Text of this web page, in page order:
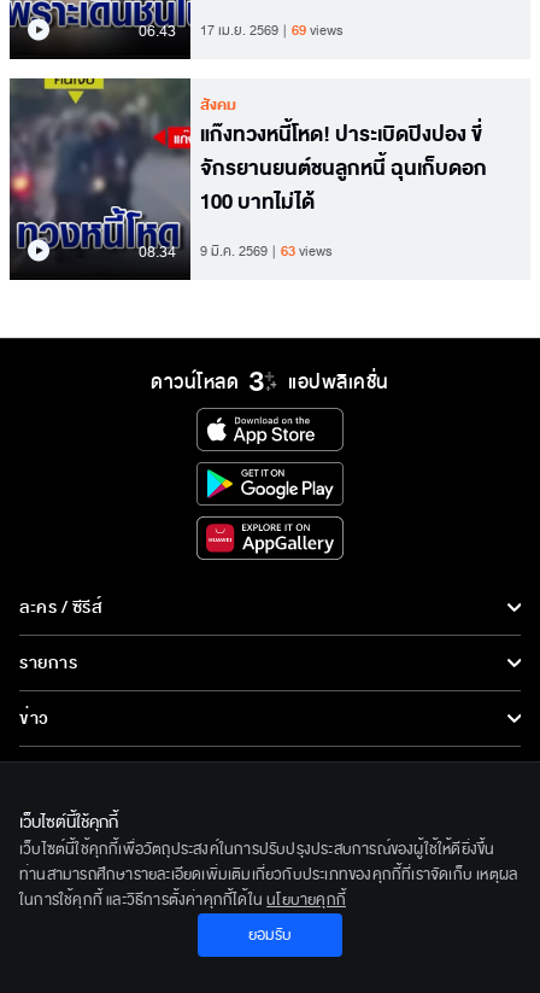
06.43 17 เม.ย. 2569 69views
08.34
สังคม
แก๊งทวงหนี้โหด! ปาระเบิดปิงปอง ขี่
จักรยานยนต์ชนลูกหนี้ ฉุนเก็บดอก
100 บาทไม่ได้
9 มี.ค. 2569 63views
ดาวน์โหลด แอปพลิเคชั่น
ละคร / ซีรีส์
ละคร/ซีรีส์
ซีรีส์นานาชาติ
การ์ตูน & เกม
รายการ
รายการทั้งหมด
ข่าว
ข่าวทั้งหมด
ข่าวประชาสัมพันธ์
ทีวีออนไลน์
เกี่ยวกับเรา
BEC World
รู้จักเรา
ติดตามเราได้ที่
© 2020 Bangkok Entertainment Co.,Ltd. All Rights Reserved.
เว็บไซต์นี้ใช้คุกกี้
เว็บไซต์นี้ใช้คุกกี้เพื่อวัตถุประสงค์ในการปรับปรุงประสบการณ์ของผู้ใช้ให้ดียิ่งขึ้น
ท่านสามารถศึกษารายละเอียดเพิ่มเติมเกี่ยวกับประเภทของคุกกี้ที่เราจัดเก็บ เหตุผล
ในการใช้คุกกี้ และวิธีการตั้งค่าคุกกี้ได้ใน นโยบายคุกกี้
ยอมรับ